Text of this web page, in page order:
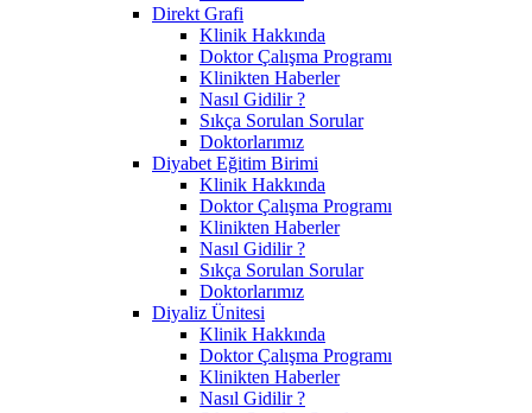
Direkt Grafi
Klinik Hakkında
Doktor Çalışma Programı
Klinikten Haberler
Nasıl Gidilir ?
Sıkça Sorulan Sorular
Doktorlarımız
Diyabet Eğitim Birimi
Klinik Hakkında
Doktor Çalışma Programı
Klinikten Haberler
Nasıl Gidilir ?
Sıkça Sorulan Sorular
Doktorlarımız
Diyaliz Ünitesi
Klinik Hakkında
Doktor Çalışma Programı
Klinikten Haberler
Nasıl Gidilir ?